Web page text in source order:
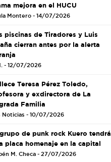
mejora en el HUCU
Montero - 14/07/2026
piscinas de Tiradores y Luis
cierran antes por la alerta
- 12/07/2026
Teresa Pérez Toledo,
y exdirectora de La
Familia
Noticias - 10/07/2026
de punk rock Kuero tendrá
placa homenaje en la capital
M. Checa - 27/07/2026